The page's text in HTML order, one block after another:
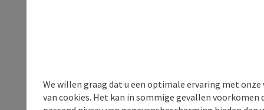
We willen graag dat u een optimale ervaring met
van cookies. Het kan in sommige gevallen voorkomen